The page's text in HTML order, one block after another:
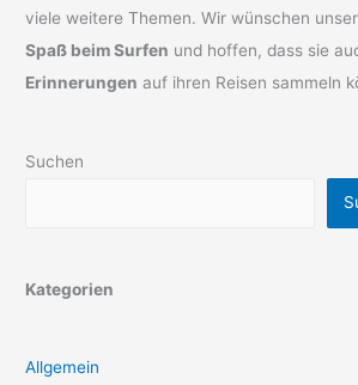
viele weitere Themen. Wir wünschen
Spaß beim Surfen und hoffen, dass sie
Erinnerungen auf ihren Reisen sammeln
Suchen
Kategorien
Allgemein